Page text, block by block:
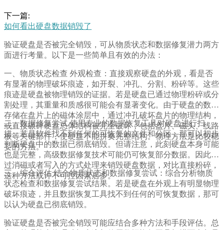
下一篇:
如何看出硬盘数据销毁了
验证硬盘是否被完全销毁，可从物质状态和数据修复潜力两方
面进行考量。以下是一些简单且有效的办法：
一、物质状态检查 外观检查：直接观察硬盘的外观，看是否
有显著的物理破坏痕迹，如开裂、冲孔、分割、粉碎等。这些
痕迹是硬盘被物理销毁的证据。若是硬盘已通过物理粉碎或分
割处理，其重量和质感很可能会有显著变化。由于硬盘的数据
存储在盘片上的磁体涂层中，通过冲孔破坏盘片的物理结构，
或直接碾碎硬盘总体结构被完全破坏，包括盘片、磁头、线路
板等关键部件，使硬盘不能拼奏完整结构。物理方法是比较稳
妥的方法。
二、数据修复尝试 使用专业的数据恢复工具对硬盘进行扫
描。若是软件找不到任何的可恢复的文件和分区，那可以初步
判断硬盘中的数据已彻底销毁。但请注意，此刻硬盘本身可能
也是完整，高级数据修复技术可能仍可恢复部分数据。因此通
过消磁或者写入的方式处理来销毁硬盘数据，对比直接粉碎，
这种方法或许不可控因素居多。
三、综合评估 结合物质状态和数据修复尝试：综合分析物质
状态检查和数据修复尝试结果。若是硬盘在外观上有明显物理
破坏痕迹，并且数据恢复工具找不到任何的可恢复数据，那可
以认为硬盘已彻底销毁。
验证硬盘是否被完全销毁可能应结合多种方法和手段评估。总